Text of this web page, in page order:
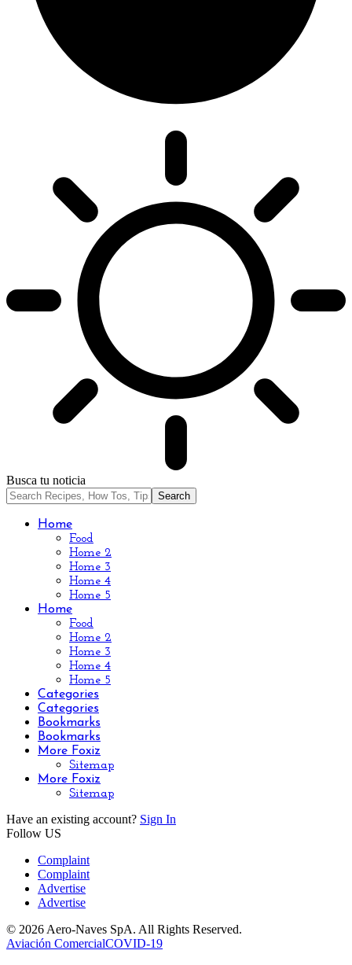
Busca tu noticia
Home
Food
Home 2
Home 3
Home 4
Home 5
Home
Food
Home 2
Home 3
Home 4
Home 5
Categories
Categories
Bookmarks
Bookmarks
More Foxiz
Sitemap
More Foxiz
Sitemap
Have an existing account? Sign In
Follow US
Complaint
Complaint
Advertise
Advertise
© 2026 Aero-Naves SpA. All Rights Reserved.
Aviación ComercialCOVID-19